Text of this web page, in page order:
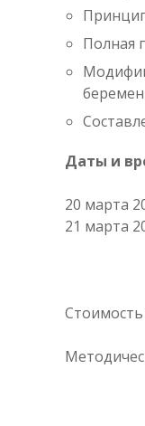
Полная
Даты и
20 марта
21 марта
Стоимость